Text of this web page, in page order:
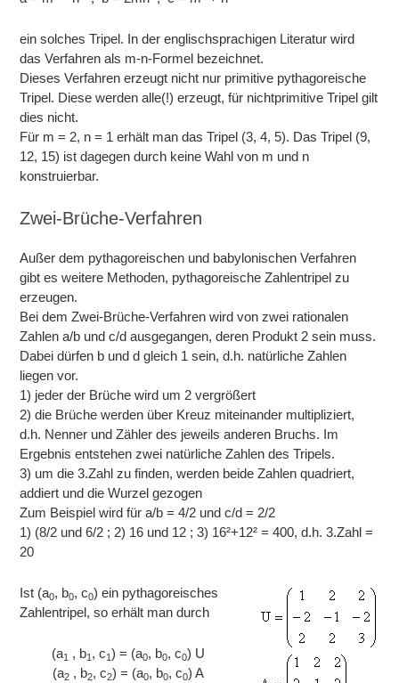
ein solches Tripel. In der englischsprachigen Literatur wird
das Verfahren als m-n-Formel bezeichnet.
Dieses Verfahren erzeugt nicht nur primitive pythagoreische
Tripel. Diese werden alle(!) erzeugt, für nichtprimitive Tripel gilt
dies nicht.
Für m = 2, n = 1 erhält man das Tripel (3, 4, 5). Das Tripel (9,
12, 15) ist dagegen durch keine Wahl von m und n
konstruierbar.
Zwei-Brüche-Verfahren
Außer dem pythagoreischen und babylonischen Verfahren
gibt es weitere Methoden, pythagoreische Zahlentripel zu
erzeugen.
Bei dem Zwei-Brüche-Verfahren wird von zwei rationalen
Zahlen a/b und c/d ausgegangen, deren Produkt 2 sein muss.
Dabei dürfen b und d gleich 1 sein, d.h. natürliche Zahlen
liegen vor.
1) jeder der Brüche wird um 2 vergrößert
2) die Brüche werden über Kreuz miteinander multipliziert,
d.h. Nenner und Zähler des jeweils anderen Bruchs. Im
Ergebnis entstehen zwei natürliche Zahlen des Tripels.
3) um die 3.Zahl zu finden, werden beide Zahlen quadriert,
addiert und die Wurzel gezogen
Zum Beispiel wird für a/b = 4/2 und c/d = 2/2
1) (8/2 und 6/2 ; 2) 16 und 12 ; 3) 16²+12² = 400, d.h. 3.Zahl =
20
Ist (a0, b0, c0) ein pythagoreisches
Zahlentripel, so erhält man durch
(a1 , b1 , c1) = (a0, b0, c0) U
(a2, b2, c2) = (a0, b0, c0) A